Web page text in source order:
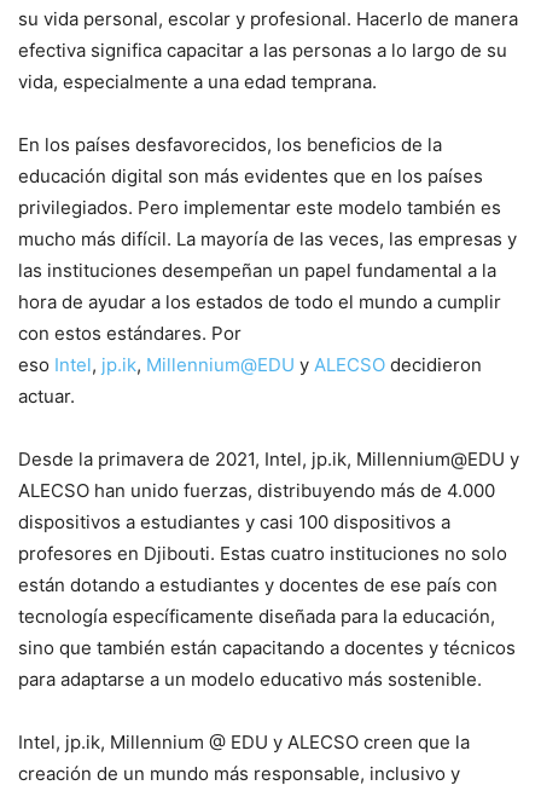
su vida personal, escolar y profesional. Hacerlo de manera
efectiva significa capacitar a las personas a lo largo de su
vida, especialmente a una edad temprana.
En los países desfavorecidos, los beneficios de la
educación digital son más evidentes que en los países
privilegiados. Pero implementar este modelo también es
mucho más difícil. La mayoría de las veces, las empresas y
las instituciones desempeñan un papel fundamental a la
hora de ayudar a los estados de todo el mundo a cumplir
con estos estándares. Por
eso Intel, jp.ik, Millennium@EDU y ALECSO decidieron
actuar.
Desde la primavera de 2021, Intel, jp.ik, Millennium@EDU y
ALECSO han unido fuerzas, distribuyendo más de 4.000
dispositivos a estudiantes y casi 100 dispositivos a
profesores en Djibouti. Estas cuatro instituciones no solo
están dotando a estudiantes y docentes de ese país con
tecnología específicamente diseñada para la educación,
sino que también están capacitando a docentes y técnicos
para adaptarse a un modelo educativo más sostenible.
Intel, jp.ik, Millennium @ EDU y ALECSO creen que la
creación de un mundo más responsable, inclusivo y